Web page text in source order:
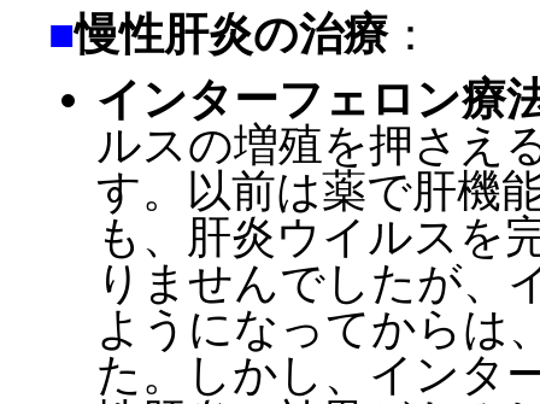
■慢性肝炎の治療：
インターフェロン療
ルスの増殖を押さえ
す。以前は薬で肝機
も、肝炎ウイルスを
りませんでしたが、
ようになってからは
た。しかし、インタ